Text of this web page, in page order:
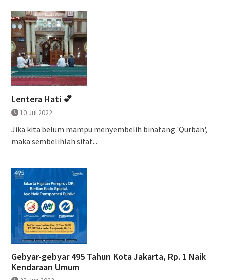
Lentera Hati 💕
10 Jul 2022
Jika kita belum mampu menyembelih binatang 'Qurban',
maka sembelihlah sifat...
Gebyar-gebyar 495 Tahun Kota Jakarta, Rp. 1 Naik
Kendaraan Umum